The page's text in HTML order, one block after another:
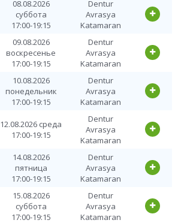
08.08.2026
суббота
17:00-19:15
Dentur
Avrasya
Katamaran
09.08.2026
воскресенье
17:00-19:15
Dentur
Avrasya
Katamaran
10.08.2026
понедельник
17:00-19:15
Dentur
Avrasya
Katamaran
12.08.2026 среда
17:00-19:15
Dentur
Avrasya
Katamaran
14.08.2026
пятница
17:00-19:15
Dentur
Avrasya
Katamaran
15.08.2026
суббота
17:00-19:15
Dentur
Avrasya
Katamaran